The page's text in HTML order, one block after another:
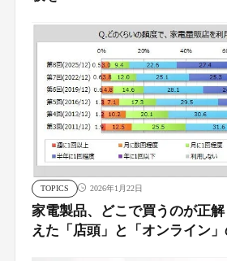
TOPICS 2026年1月22日
家電製品、どこで買うのが正
えた「店頭」と「オンライン